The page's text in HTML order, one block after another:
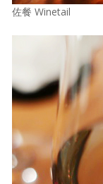
佐餐 Winetail